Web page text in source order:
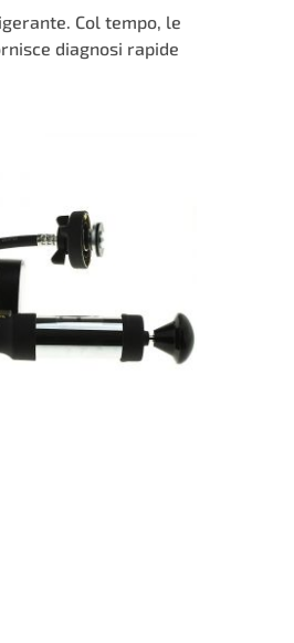
Col tempo, le
diagnosi rapide